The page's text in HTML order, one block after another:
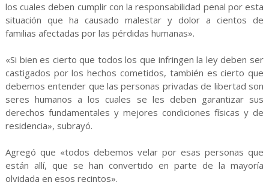
los cuales deben cumplir con la responsabilidad penal por esta
situación que ha causado malestar y dolor a cientos de
familias afectadas por las pérdidas humanas».
«Si bien es cierto que todos los que infringen la ley deben ser
castigados por los hechos cometidos, también es cierto que
debemos entender que las personas privadas de libertad son
seres humanos a los cuales se les deben garantizar sus
derechos fundamentales y mejores condiciones físicas y de
residencia», subrayó.
Agregó que «todos debemos velar por esas personas que
están allí, que se han convertido en parte de la mayoría
olvidada en esos recintos».